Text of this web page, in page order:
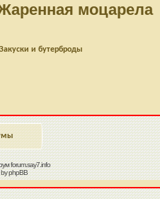
моцарела
Закуски и бутерброды
forum.say7.info
byphpBB